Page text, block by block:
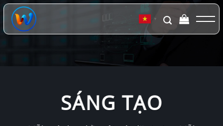
Chuyển
đến
dung
▼
SÁNG TẠO